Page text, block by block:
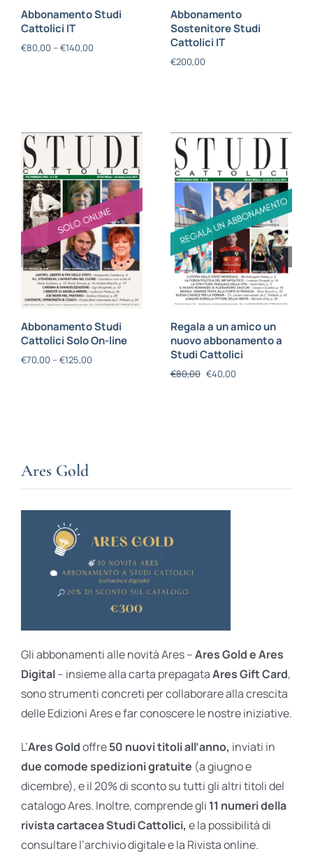
Abbonamento Studi
Cattolici IT
€80,00 – €140,00
Abbonamento
Sostenitore Studi
Cattolici IT
€200,00
Abbonamento Studi
Cattolici Solo On-line
€70,00 – €125,00
Regala a un amico un
nuovo abbonamento a
Studi Cattolici
€80,00 €40,00
Ares Gold
Gli abbonamenti alle novità Ares –Ares Gold e Ares
Digital– insieme alla carta prepagataAres Gift Card,
sono strumenti concreti per collaborare alla crescita
delle Edizioni Ares e far conoscere le nostre iniziative.
L’Ares Goldoffre50 nuovi titoli all’anno, inviati in
due comode spedizioni gratuite (a giugno e
dicembre), e il 20% di sconto su tutti gli altri titoli del
catalogo Ares. Inoltre, comprende gli 11 numeri della
rivista cartacea Studi Cattolici, e la possibilità di
consultare l’archivio digitale e la Rivista online.